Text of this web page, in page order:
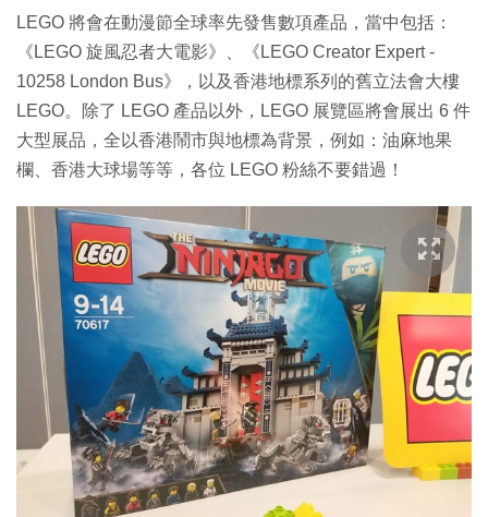
LEGO 將會在動漫節全球率先發售數項產品，當中包括：
《LEGO 旋風忍者大電影》、《LEGO Creator Expert -
10258 London Bus》，以及香港地標系列的舊立法會大樓
LEGO。除了 LEGO 產品以外，LEGO 展覽區將會展出 6 件
大型展品，全以香港鬧市與地標為背景，例如：油麻地果
欄、香港大球場等等，各位 LEGO 粉絲不要錯過！